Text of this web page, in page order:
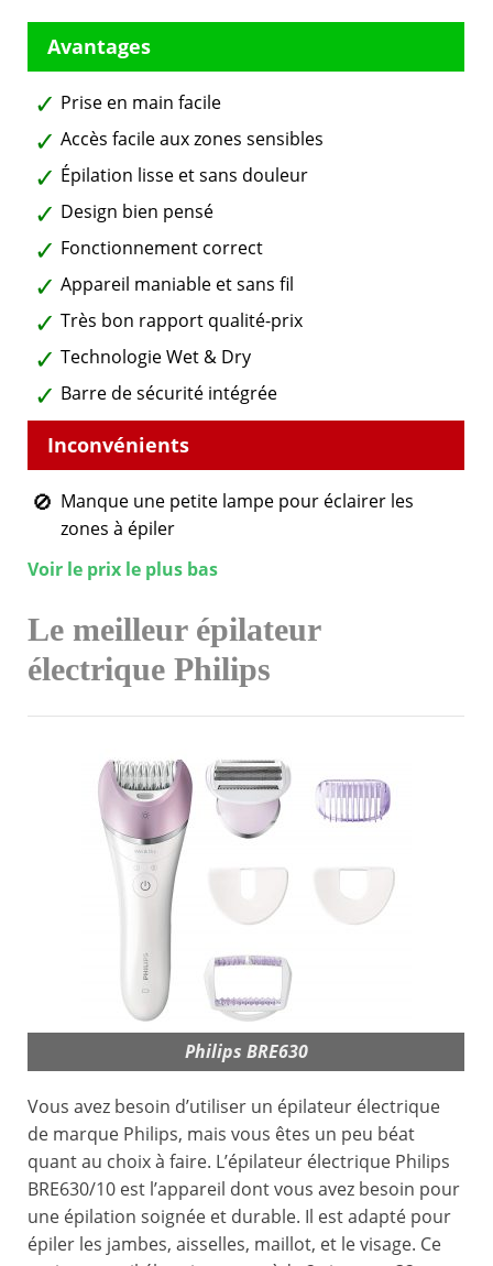
Prise en main facile
Accès facile aux zones sensibles
Épilation lisse et sans douleur
Design bien pensé
Fonctionnement correct
Appareil maniable et sans fil
Très bon rapport qualité-prix
Technologie Wet & Dry
Barre de sécurité intégrée
Manque une petite lampe pour éclairer les
zones à épiler
Voir le prix le plus bas
Le meilleur épilateur
électrique Philips
Philips BRE630
Vous avez besoin d’utiliser un épilateur électrique
de marque Philips, mais vous êtes un peu béat
quant au choix à faire. L’épilateur électrique Philips
BRE630/10 est l’appareil dont vous avez besoin pour
une épilation soignée et durable. Il est adapté pour
épiler les jambes, aisselles, maillot, et le visage. Ce